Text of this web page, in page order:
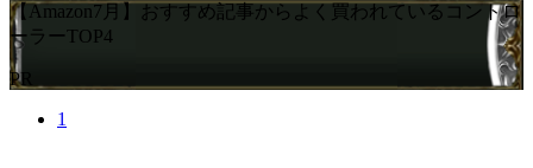
【Amazon7月】おすすめ記事からよく買われているコントロ
ーラーTOP4
PR
1